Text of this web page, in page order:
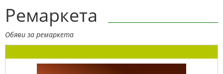
Ремаркета
Обяви за ремаркета